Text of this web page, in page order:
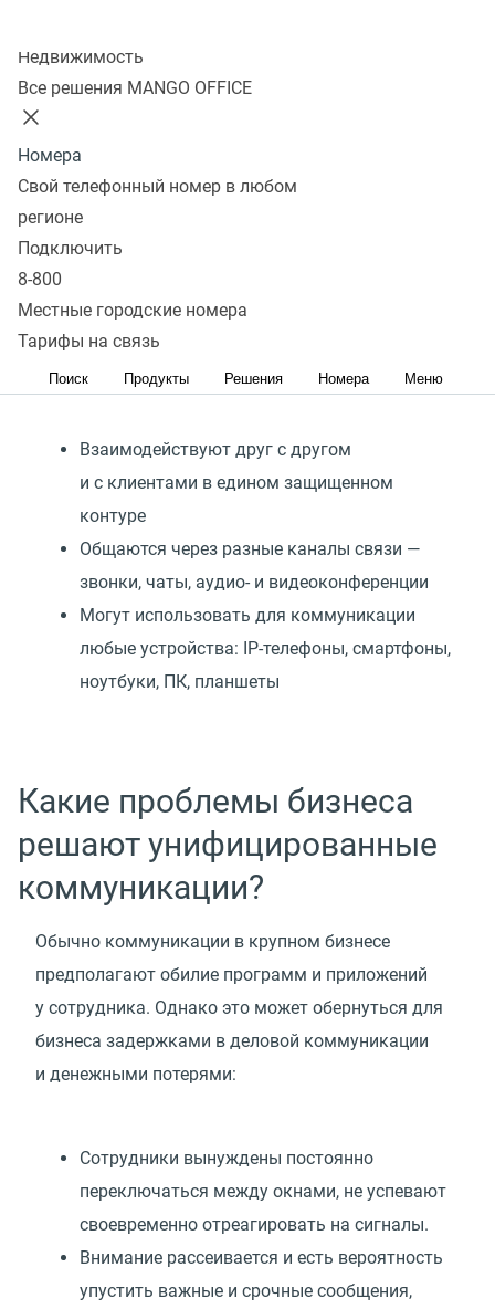
Недвижимость
Все решения MANGO OFFICE
Номера
Свой телефонный номер в любом
регионе
Подключить
8-800
Местные городские номера
Тарифы на связь
Поиск Продукты Решения Номера Меню
Что такое
унифицированные
коммуникации?
коммуникационное пространство для вашей
Взаимодействуют друг с другом
и с клиентами в едином защищенном
контуре
Общаются через разные каналы связи —
звонки, чаты, аудио- и видеоконференции
Могут использовать для коммуникации
любые устройства: IP-телефоны, смартфоны,
ноутбуки, ПК, планшеты
Какие проблемы бизнеса
решают унифицированные
коммуникации?
Обычно коммуникации в крупном бизнесе
предполагают обилие программ и приложений
у сотрудника. Однако это может обернуться для
бизнеса задержками в деловой коммуникации
и денежными потерями:
Сотрудники вынуждены постоянно
переключаться между окнами, не успевают
своевременно отреагировать на сигналы.
Внимание рассеивается и есть вероятность
упустить важные и срочные сообщения,